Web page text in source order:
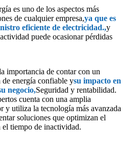
es uno de los aspectos más
de cualquier empresa,ya que es
eficiente de electricidad.,y
puede ocasionar pérdidas
importancia de contar con un
de energía confiable ysu impacto en
negocio,Seguridad y rentabilidad.
cuenta con una amplia
y utiliza la tecnología más avanzada
soluciones que optimizan el
tiempo de inactividad.